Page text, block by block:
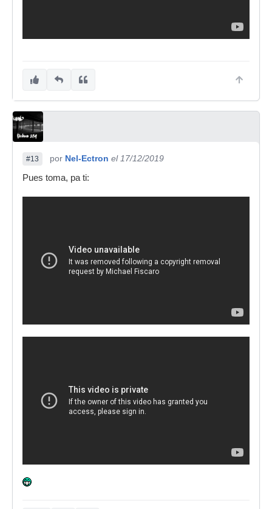
#13 por Nel-Ectron el 17/12/2019
Pues toma, pa ti: